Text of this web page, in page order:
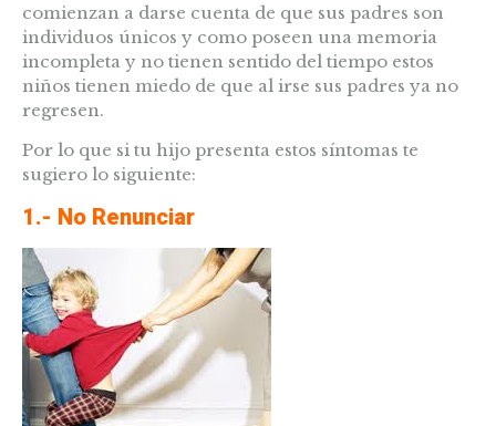
comienzan a darse cuenta de que sus padres son
individuos únicos y como poseen una memoria
incompleta y no tienen sentido del tiempo estos
niños tienen miedo de que al irse sus padres ya no
regresen.
Por lo que si tu hijo presenta estos síntomas te
sugiero lo siguiente:
1.- No Renunciar